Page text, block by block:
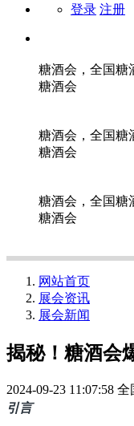
登录 注册
糖酒会，全国糖
糖酒会
糖酒会，全国糖
糖酒会
糖酒会，全国糖
糖酒会
网站首页
展会资讯
展会新闻
揭秘！糖酒会
2024-09-23 11:07:58 全
引言